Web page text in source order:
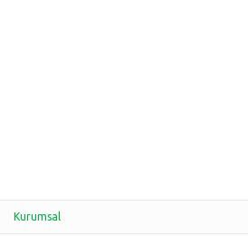
Kurumsal